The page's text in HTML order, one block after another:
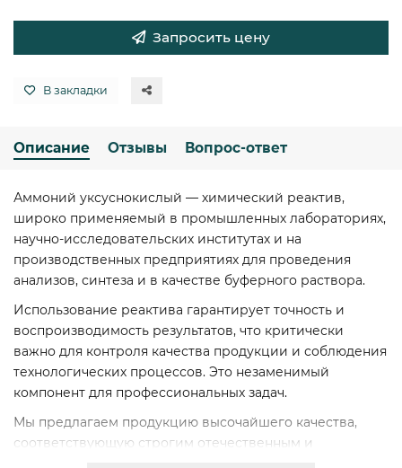
Запросить цену
В закладки
Описание Отзывы Вопрос-ответ
Аммоний уксуснокислый — химический реактив,
широко применяемый в промышленных лабораториях,
научно-исследовательских институтах и на
производственных предприятиях для проведения
анализов, синтеза и в качестве буферного раствора.
Использование реактива гарантирует точность и
воспроизводимость результатов, что критически
важно для контроля качества продукции и соблюдения
технологических процессов. Это незаменимый
компонент для профессиональных задач.
Мы предлагаем продукцию высочайшего качества,
соответствующую строгим отечественным и